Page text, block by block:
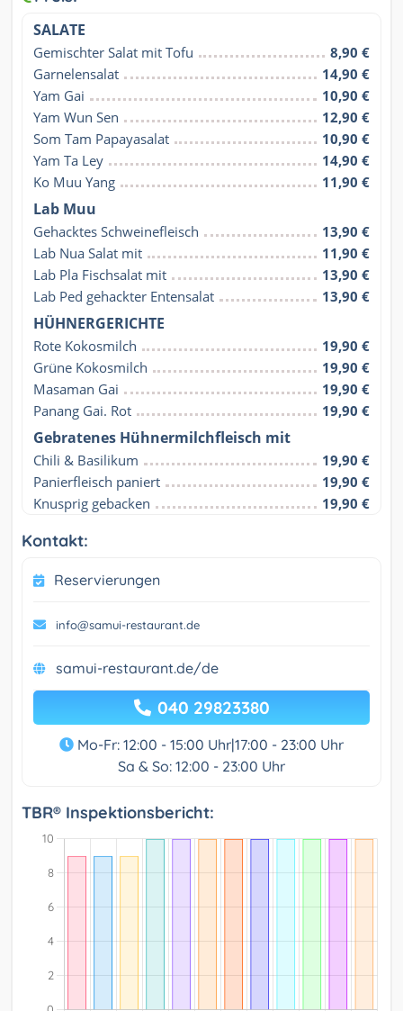
SALATE
Gemischter Salat mit Tofu
8,90 €
Garnelensalat
14,90 €
Yam Gai
10,90 €
Yam Wun Sen
12,90 €
Som Tam Papayasalat
10,90 €
Yam Ta Ley
14,90 €
Ko Muu Yang
11,90 €
Lab Muu
Gehacktes Schweinefleisch
13,90 €
Lab Nua Salat mit
11,90 €
Lab Pla Fischsalat mit
13,90 €
Lab Ped gehackter Entensalat
13,90 €
HÜHNERGERICHTE
Rote Kokosmilch
19,90 €
Grüne Kokosmilch
19,90 €
Masaman Gai
19,90 €
Panang Gai. Rot
19,90 €
Gebratenes Hühnermilchfleisch mit
Chili & Basilikum
19,90 €
Panierfleisch paniert
19,90 €
Knusprig gebacken
19,90 €
Kontakt:
Reservierungen
info@samui-restaurant.de
samui-restaurant.de/de
040 29823380
Mo-Fr: 12:00 - 15:00 Uhr|17:00 - 23:00 Uhr
Sa & So: 12:00 - 23:00 Uhr
TBR® Inspektionsbericht: